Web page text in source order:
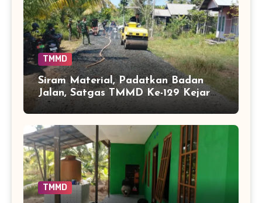
TMMD
Siram Material, Padatkan Badan
Jalan, Satgas TMMD Ke-129 Kejar
Kualitas Akses Desa Tamban
Bangun
TMMD